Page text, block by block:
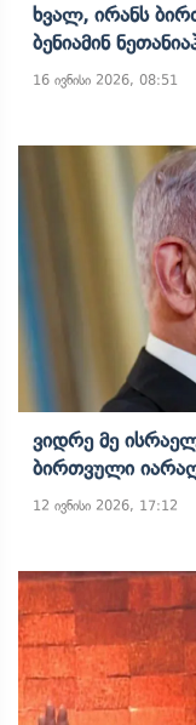
Ხვალ, Ირანს
Ბენიამინ
16 ივნისი 2026, 08:51
Ვიდრე Მე
Ბირთვული
12 ივნისი 2026, 17:12